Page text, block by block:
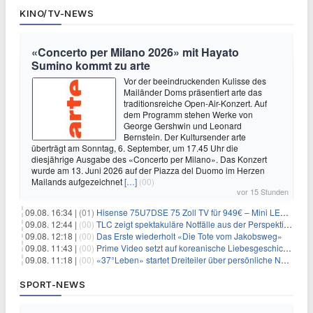
KINO/TV-NEWS
«Concerto per Milano 2026» mit Hayato
Sumino kommt zu arte
Vor der beeindruckenden Kulisse des
Mailänder Doms präsentiert arte das
traditionsreiche Open-Air-Konzert. Auf
dem Programm stehen Werke von
George Gershwin und Leonard
Bernstein. Der Kultursender arte
überträgt am Sonntag, 6. September, um 17.45 Uhr die
diesjährige Ausgabe des «Concerto per Milano». Das Konzert
wurde am 13. Juni 2026 auf der Piazza del Duomo im Herzen
Mailands aufgezeichnet[…] (00)
vor 15 Stunden
09.08. 16:34 | (01) Hisense 75U7DSE 75 Zoll TV für 949€ – Mini LED, 144Hz, 2026
09.08. 12:44 | (00) TLC zeigt spektakuläre Notfälle aus der Perspektive der Patienten
09.08. 12:18 | (00) Das Erste wiederholt «Die Tote vom Jakobsweg»
09.08. 11:43 | (00) Prime Video setzt auf koreanische Liebesgeschichte
09.08. 11:18 | (00) «37°Leben» startet Dreiteiler über persönliche Neuanfänge
SPORT-NEWS